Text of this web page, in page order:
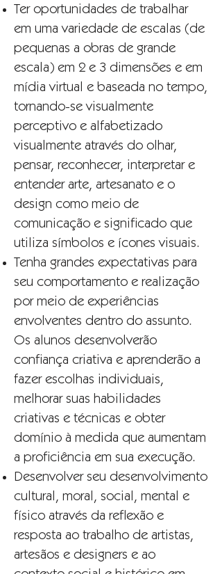
Ter oportunidades de trabalhar
em uma variedade de escalas (de
pequenas a obras de grande
escala) em 2 e 3 dimensões e em
mídia virtual e baseada no tempo,
tornando-se visualmente
perceptivo e alfabetizado
visualmente através do olhar,
pensar, reconhecer, interpretar e
entender arte, artesanato e o
design como meio de
comunicação e significado que
utiliza símbolos e ícones visuais.
Tenha grandes expectativas para
seu comportamento e realização
por meio de experiências
envolventes dentro do assunto.
Os alunos desenvolverão
confiança criativa e aprenderão a
fazer escolhas individuais,
melhorar suas habilidades
criativas e técnicas e obter
domínio à medida que aumentam
a proficiência em sua execução.
Desenvolver seu desenvolvimento
cultural, moral, social, mental e
físico através da reflexão e
resposta ao trabalho de artistas,
artesãos e designers e ao